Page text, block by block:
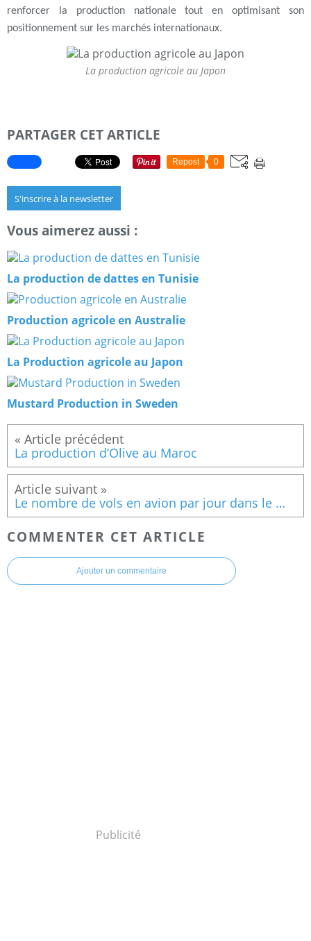
renforcer la production nationale tout en optimisant son
positionnement sur les marchés internationaux.
La production agricole au Japon
PARTAGER CET ARTICLE
Repost 0
S'inscrire à la newsletter
Vous aimerez aussi :
La production de dattes en Tunisie
Production agricole en Australie
La Production agricole au Japon
Mustard Production in Sweden
La production d’Olive au Maroc
Le nombre de vols en avion par jour dans le monde
COMMENTER CET ARTICLE
Ajouter un commentaire
Publicité